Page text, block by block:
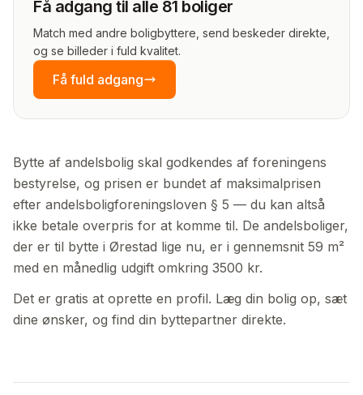
Få adgang til alle 81 boliger
Match med andre boligbyttere, send beskeder direkte,
og se billeder i fuld kvalitet.
Få fuld adgang
Bytte af andelsbolig skal godkendes af foreningens
bestyrelse, og prisen er bundet af maksimalprisen
efter andelsboligforeningsloven § 5 — du kan altså
ikke betale overpris for at komme til. De andelsboliger,
der er til bytte i Ørestad lige nu, er i gennemsnit 59 m²
med en månedlig udgift omkring 3500 kr.
Det er gratis at oprette en profil. Læg din bolig op, sæt
dine ønsker, og find din byttepartner direkte.